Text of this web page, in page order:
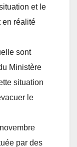
et le
en réalité
sont
Ministère
situation
le
par des